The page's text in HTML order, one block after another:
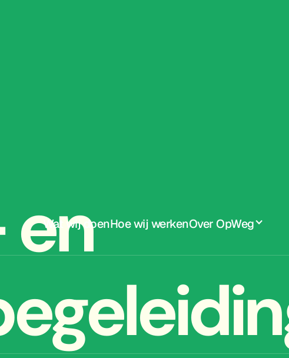
Wat wij doenHoe wij werkenOver OpWeg